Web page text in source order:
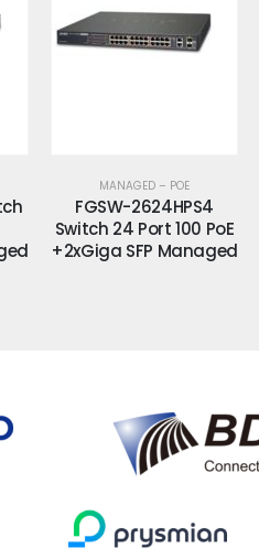
MANAGED – POE
Grandstream
GWN7801P Switch L2+
8 Porte PoE 120W